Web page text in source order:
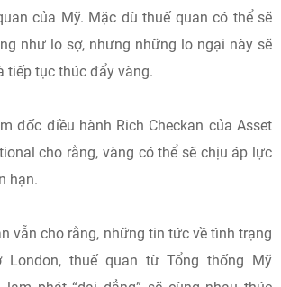
của Mỹ. Mặc dù thuế quan có thể sẽ
như lo sợ, nhưng những lo ngại này sẽ
tiếp tục thúc đẩy vàng.
đốc điều hành Rich Checkan của Asset
cho rằng, vàng có thể sẽ chịu áp lực
hạn.
vẫn cho rằng, những tin tức về tình trạng
London, thuế quan từ Tổng thống Mỹ